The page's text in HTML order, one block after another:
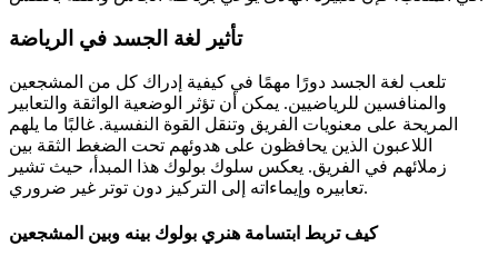
تأثير لغة الجسد في الرياضة
تلعب لغة الجسد دورًا مهمًا في كيفية إدراك كل من المشجعين
والمنافسين للرياضيين. يمكن أن تؤثر الوضعية الواثقة والتعابير
المريحة على معنويات الفريق وتنقل القوة النفسية. غالبًا ما يلهم
اللاعبون الذين يحافظون على هدوئهم تحت الضغط الثقة بين
زملائهم في الفريق. يعكس سلوك بولوك هذا المبدأ، حيث تشير
تعابيره وإيماءاته إلى التركيز دون توتر غير ضروري.
كيف تربط ابتسامة هنري بولوك بينه وبين المشجعين